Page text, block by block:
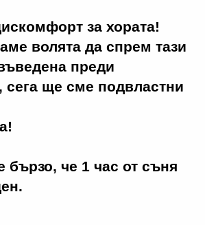
за хората!
волята да спрем тази
преди
сега ще сме подвластни
бързо, че 1 час от съня